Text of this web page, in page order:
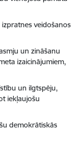
izpratnes veidošanos
un zināšanu
izaicinājumiem,
un ilgtspēju,
iekļaujošu
demokrātiskās